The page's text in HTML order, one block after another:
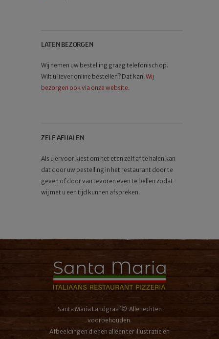
LATEN BEZORGEN
Wij nemen uw bestelling graag telefonisch op.
Wilt u liever online bestellen? Dat kan!Wij
bezorgen ook via onze website.
ZELF AFHALEN
Als u ervoor kiest om het eten zelf af te halen kan
dat door uw bestelling in het restaurant door te
geven of door van tevoren even te bellen zodat
wij met u een tijd kunnen afspreken.
Santa Maria Landgraaf© Alle rechten
voorbehouden.
Afbeeldingen dienen alleen ter illustratie en